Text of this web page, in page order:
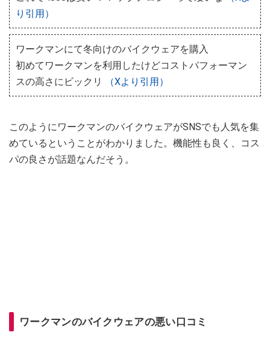
り引用）
ワークマンにて冬向けのバイクウェアを購入
初めてワークマンを利用したけどコストパフォーマン
スの高さにビックリ
（Xより引用）
このようにワークマンのバイクウェアがSNSでも人気を集
めているということがわかりました。機能性も良く、コス
パの良さが話題なんだそう。
ワークマンのバイクウェアの悪い口コミ